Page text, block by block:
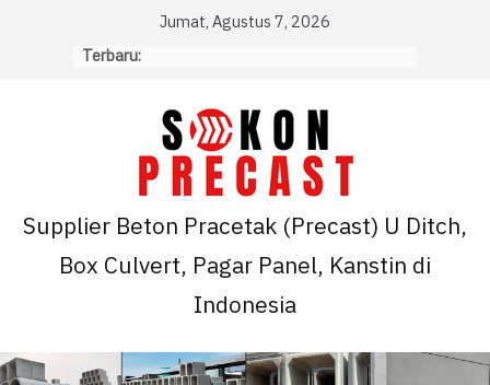
Jumat, Agustus 7, 2026
Terbaru:
Supplier Beton Pracetak (Precast) U Ditch,
Box Culvert, Pagar Panel, Kanstin di
Indonesia